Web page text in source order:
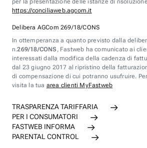
per la presentazione delle istanze di
https://conciliaweb.agcom.it
Delibera AGCom 269/18/CONS
In ottemperanza a quanto previsto dalla
n.269/18/CONS , Fastweb ha comunicato ai
interessati dalla modifica della cadenza di
dal 23 giugno 2017 al ripristino della
di compensazione di cui potranno usufruire.
visita la tua area clienti MyFastweb
TRASPARENZA TARIFFARIA
PER I CONSUMATORI
FASTWEB INFORMA
PARENTAL CONTROL